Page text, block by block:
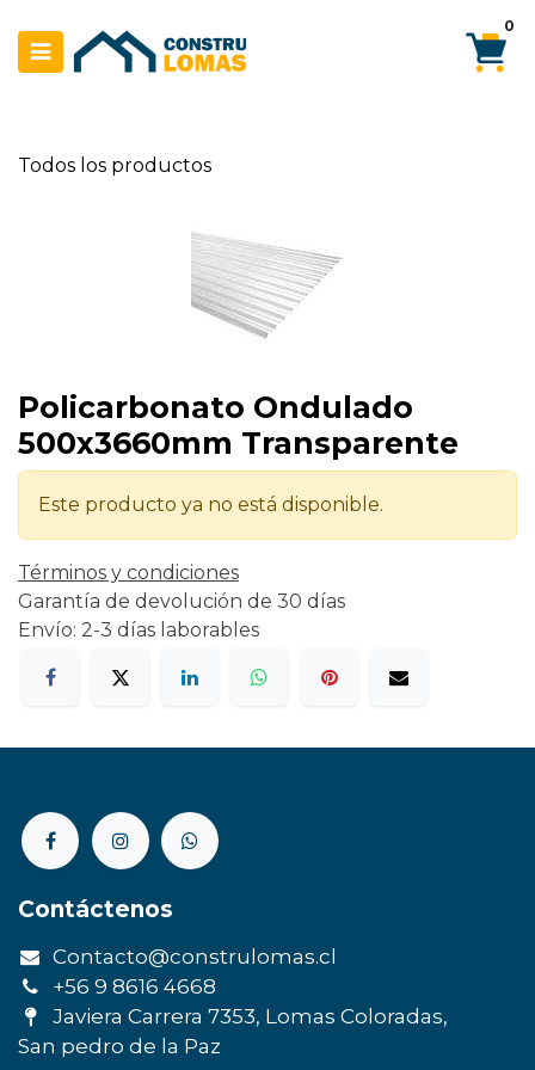
0
Todos los productos
Policarbonato Ondulado
500x3660mm Transparente
Este producto ya no está disponible.
Términos y condiciones
Garantía de devolución de 30 días
Envío: 2-3 días laborables
Contáctenos
Contacto@construlomas.cl
+56 9 8616 4668
Javiera Carrera 7353, Lomas Coloradas,
San pedro de la Paz